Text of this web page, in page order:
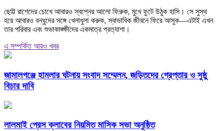
ছোট্ট রাশেদের চোখে আবারও স্বপ্নের আলো ফিরুক, মুখে ফুটে উঠুক হাসি। সে সুস্থ
হয়ে আবারও বন্ধুদের সঙ্গে খেলাধুলা করুক, স্বাভাবিক জীবনে ফিরে আসুক—এটাই এখন
তার পরিবার এবং শুভাকাঙ্ক্ষীদের একমাত্র প্রত্যাশা।
এ সম্পর্কিত আরও খবর
জামালগঞ্জে হামলার ঘটনায় সংবাদ সম্মেলন, জড়িতদের গ্রেপ্তার ও সুষ্ঠু
বিচার দাবি
লালমাই প্রেস ক্লাবের নিয়মিত মাসিক সভা অনুষ্ঠিত